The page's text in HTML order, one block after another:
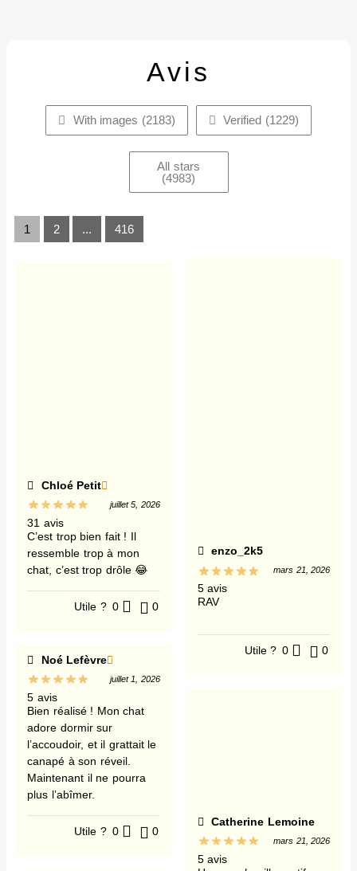
Avis
With images (2183) Verified (1229)
All stars
(4983)
1 2 ... 416
Chloé Petit
31 avis
juillet 5, 2026
C’est trop bien fait ! Il
ressemble trop à mon
chat, c’est trop drôle 😂
Utile ? 0 0
Noé Lefèvre
5 avis
juillet 1, 2026
Bien réalisé ! Mon chat
adore dormir sur
l’accoudoir, et il grattait le
canapé à son réveil.
Maintenant il ne pourra
plus l’abîmer.
Utile ? 0 0
enzo_2k5
5 avis
mars 21, 2026
RAV
Utile ? 0 0
Catherine Lemoine
5 avis
mars 21, 2026